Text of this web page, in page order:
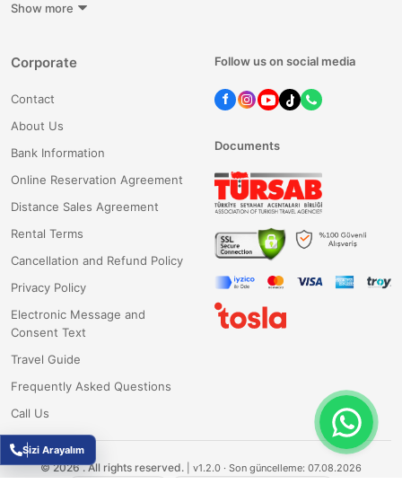
Show more
Corporate
Contact
About Us
Bank Information
Online Reservation Agreement
Distance Sales Agreement
Rental Terms
Cancellation and Refund Policy
Privacy Policy
Electronic Message and
Consent Text
Travel Guide
Frequently Asked Questions
Call Us
Follow us on social media
Documents
©2026 .All rights reserved. v1.2.0 · Son güncelleme: 07.08.2026
Sizi Arayalım